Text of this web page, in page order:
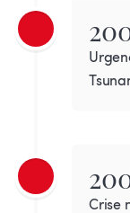
Crise